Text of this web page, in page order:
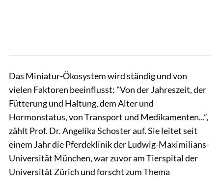
Das Miniatur-Ökosystem wird ständig und von
vielen Faktoren beeinflusst: "Von der Jahreszeit, der
Fütterung und Haltung, dem Alter und
Hormonstatus, von Transport und Medikamenten...”,
zählt Prof. Dr. Angelika Schoster auf. Sie leitet seit
einem Jahr die Pferdeklinik der Ludwig-Maximilians-
Universität München, war zuvor am Tierspital der
Universität Zürich und forscht zum Thema